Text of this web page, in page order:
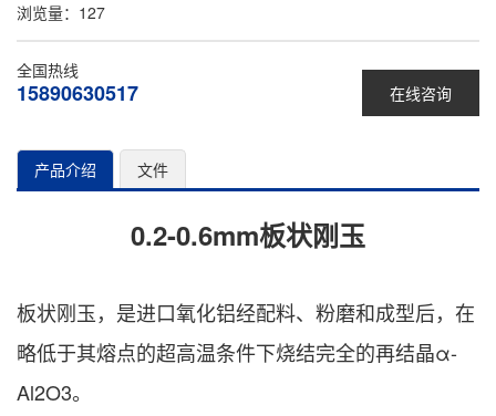
浏览量： 127
在线咨询
全国热线
15890630517
产品介绍 文件
0.2-0.6mm板状刚玉
板状刚玉，是进口氧化铝经配料、粉磨和成型后，在
略低于其熔点的超高温条件下烧结完全的再结晶α-
Al2O3。